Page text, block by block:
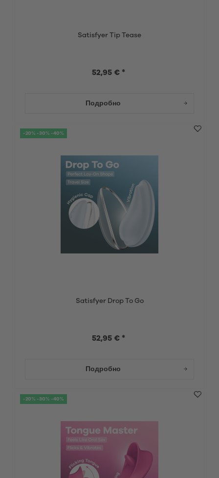
Satisfyer Tip Tease
52,95 € *
Подробно
-20% -30% -40%
Satisfyer Drop To Go
52,95 € *
Подробно
-20% -30% -40%